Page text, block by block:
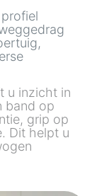
u inzicht in
band op
grip op
Dit helpt u